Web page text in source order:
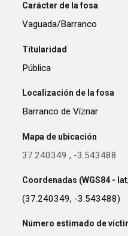
Carácter de la fosa
Vaguada/Barranco
Titularidad
Pública
Localización de la fosa
Barranco de Víznar
Mapa de ubicación
37.240349 , -3.543488
Coordenadas (WGS84 -
(37.240349, -3.543488)
Número estimado de